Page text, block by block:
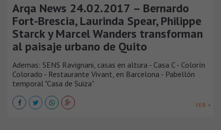
Arqa News 24.02.2017 – Bernardo
Fort-Brescia, Laurinda Spear, Philippe
Starck y Marcel Wanders transforman
al paisaje urbano de Quito
Ademas: SENS Ravignani, casas en altura - Casa C - Colorín
Colorado - Restaurante Vivant, en Barcelona - Pabellón
temporal "Casa de Suiza"
VER +